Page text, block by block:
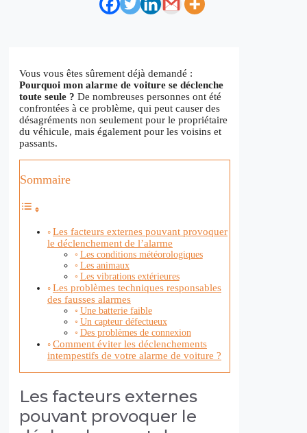
Vous vous êtes sûrement déjà demandé :
Pourquoi mon alarme de voiture se déclenche
toute seule ? De nombreuses personnes ont été
confrontées à ce problème, qui peut causer des
désagréments non seulement pour le propriétaire
du véhicule, mais également pour les voisins et
passants.
Sommaire
Les facteurs externes pouvant provoquer
le déclenchement de l’alarme
Les conditions météorologiques
Les animaux
Les vibrations extérieures
Les problèmes techniques responsables
des fausses alarmes
Une batterie faible
Un capteur défectueux
Des problèmes de connexion
Comment éviter les déclenchements
intempestifs de votre alarme de voiture ?
Les facteurs externes
pouvant provoquer le